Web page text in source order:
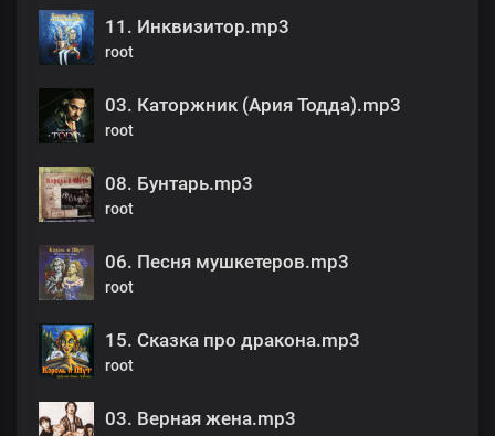
11. Инквизитор.mp3
root
03. Каторжник (Ария Тодда).mp3
root
08. Бунтарь.mp3
root
06. Песня мушкетеров.mp3
root
15. Сказка про дракона.mp3
root
03. Верная жена.mp3